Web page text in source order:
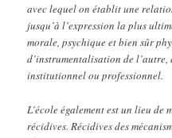
avec lequel on établit une
jusqu’à l’expression la plus
morale, psychique et bien sûr
d’instrumentalisation de
institutionnel ou professionnel.
L’école également est un lieu
récidives. Récidives des